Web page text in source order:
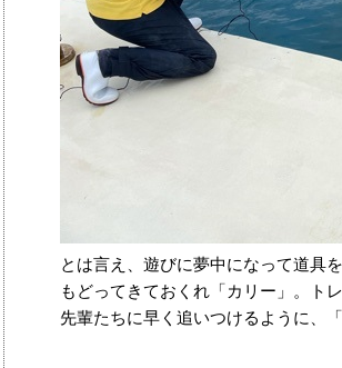
とは言え、遊びに夢中になって道具
もどってきておくれ「カリー」。ト
先輩たちに早く追いつけるように、